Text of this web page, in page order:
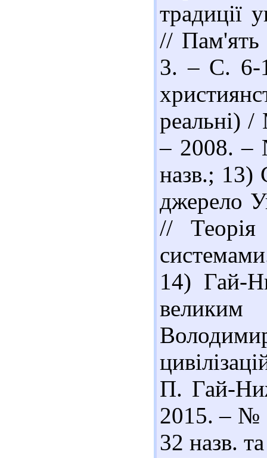
традиції
// Пам'ять
3. – С. 6-
реальні)
– 2008. –
назв.; 13)
джерело
// Теорія
14) Гай-
П. Гай-
2015. – №
32 назв.